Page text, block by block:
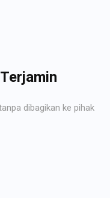
dibagikan ke pihak